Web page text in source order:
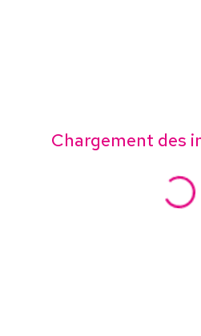
Chargement des